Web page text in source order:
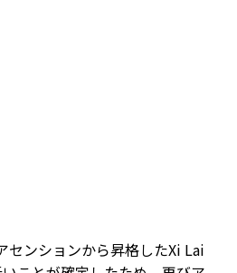
センションから昇格したXi Lai